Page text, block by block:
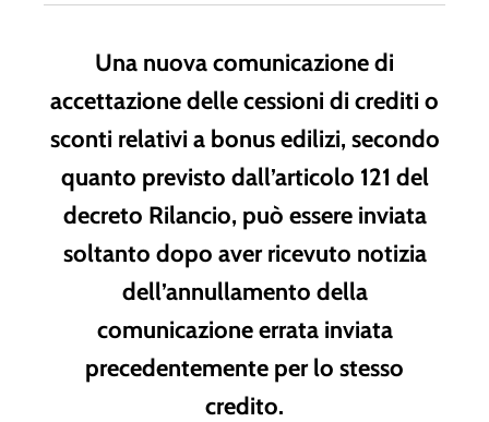
Una nuova comunicazione di
accettazione delle cessioni di crediti o
sconti relativi a bonus edilizi, secondo
quanto previsto dall’articolo 121 del
decreto Rilancio, può essere inviata
soltanto dopo aver ricevuto notizia
dell’annullamento della
comunicazione errata inviata
precedentemente per lo stesso
credito.